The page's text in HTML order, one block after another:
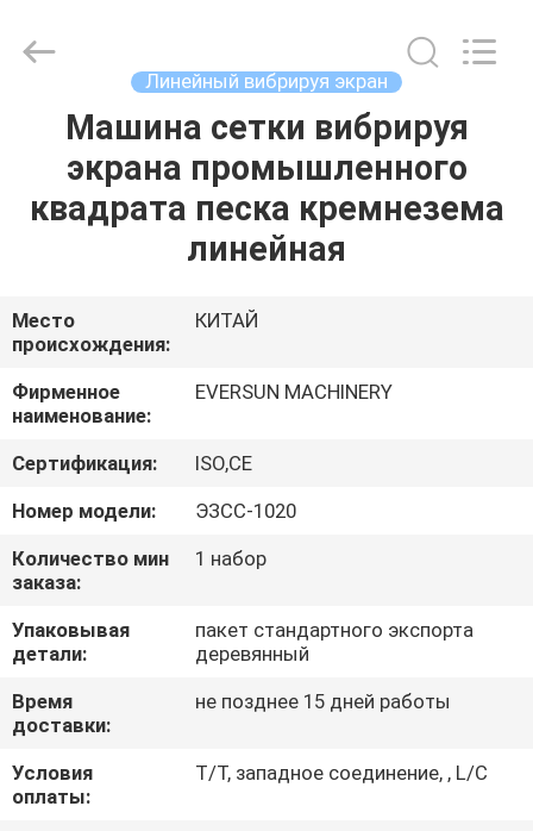
ДОМ
ПРОДУКТЫ
ШОУ
О
НАС
ПУТЕШЕСТВИЕ
ФАБРИКИ
ПРОВЕРКА
КАЧЕСТВА
СВЯЖИТЕСЬ
Линейный вибрируя экран
Машина сетки вибрируя
экрана промышленного
квадрата песка кремнезема
линейная
Место
происхождения:
КИТАЙ
Фирменное
наименование:
EVERSUN MACHINERY
Сертификация:
ISO,CE
Номер модели:
ЭЗСС-1020
Количество мин
заказа:
1 набор
Упаковывая
детали:
пакет стандартного экспорта
деревянный
Время
доставки:
не позднее 15 дней работы
Условия
оплаты:
T/T, западное соединение, , L/C